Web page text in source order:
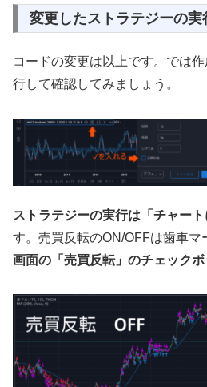
変更したストラテジーの実
コードの変更は以上です。では
行して確認してみましょう。
ストラテジーの実行は「チャート
す。売買反転のON/OFFは歯車マ
画面の「売買反転」のチェックボ